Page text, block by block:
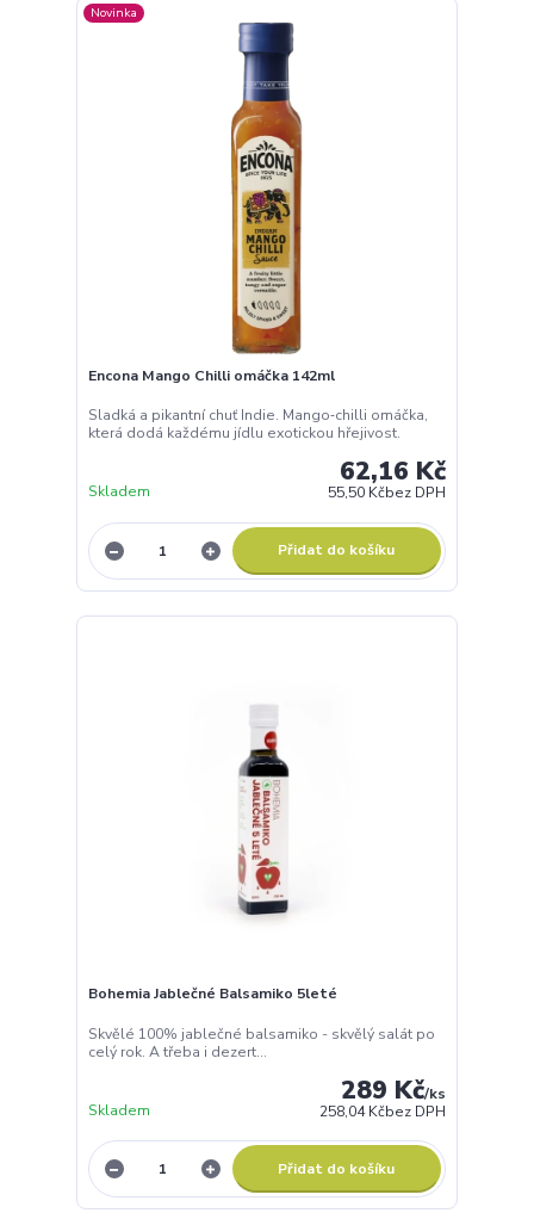
Novinka
Encona Mango Chilli omáčka 142ml
Sladká a pikantní chuť Indie. Mango‑chilli omáčka,
která dodá každému jídlu exotickou hřejivost.
62,16 Kč
55,50 Kčbez DPH
Skladem
Přidat do košíku
Bohemia Jablečné Balsamiko 5leté
Skvělé 100% jablečné balsamiko - skvělý salát po
celý rok. A třeba i dezert...
289 Kč/ks
258,04 Kčbez DPH
Skladem
Přidat do košíku